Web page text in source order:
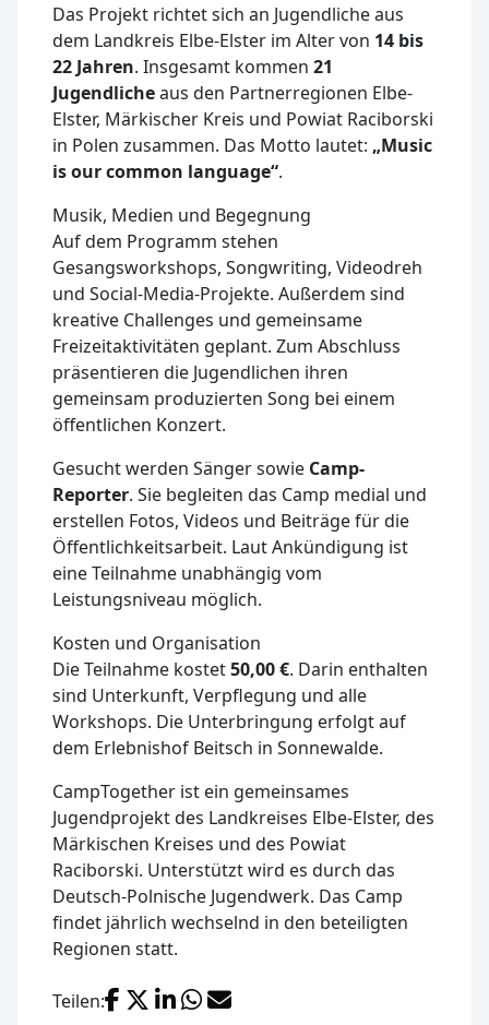
Das Projekt richtet sich an Jugendliche aus
dem Landkreis Elbe-Elster im Alter von 14 bis
22 Jahren. Insgesamt kommen 21
Jugendlicheaus den Partnerregionen Elbe-
Elster, Märkischer Kreis und Powiat Raciborski
in Polen zusammen. Das Motto lautet: „Music
is our common language“.
Musik, Medien und Begegnung
Auf dem Programm stehen
Gesangsworkshops, Songwriting, Videodreh
und Social-Media-Projekte. Außerdem sind
kreative Challenges und gemeinsame
Freizeitaktivitäten geplant. Zum Abschluss
präsentieren die Jugendlichen ihren
gemeinsam produzierten Song bei einem
öffentlichen Konzert.
Gesucht werden Sänger sowie Camp-
Reporter. Sie begleiten das Camp medial und
erstellen Fotos, Videos und Beiträge für die
Öffentlichkeitsarbeit. Laut Ankündigung ist
eine Teilnahme unabhängig vom
Leistungsniveau möglich.
Kosten und Organisation
Die Teilnahme kostet50,00 €. Darin enthalten
sind Unterkunft, Verpflegung und alle
Workshops. Die Unterbringung erfolgt auf
dem Erlebnishof Beitsch in Sonnewalde.
CampTogether ist ein gemeinsames
Jugendprojekt des Landkreises Elbe-Elster, des
Märkischen Kreises und des Powiat
Raciborski. Unterstützt wird es durch das
Deutsch-Polnische Jugendwerk. Das Camp
findet jährlich wechselnd in den beteiligten
Regionen statt.
Teilen: Facebook
X (Twitter)
LinkedIn
WhatsApp